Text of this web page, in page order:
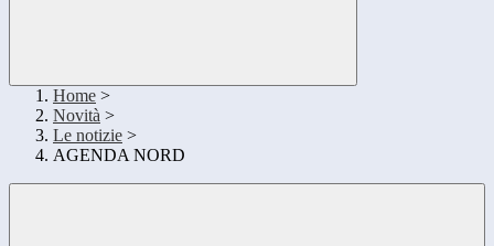
Home >
Novità >
Le notizie >
AGENDA NORD